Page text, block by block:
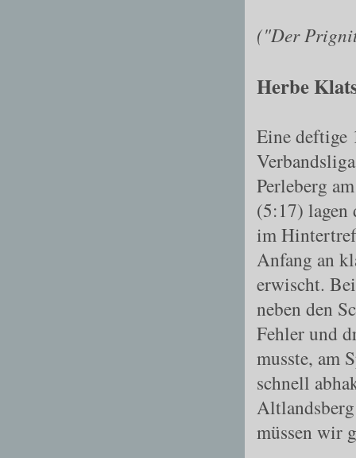
("Der
Herbe
Eine deftige
Perleberg
(5:17) lagen
im
Anfang an
erwischt.
neben den
Fehler und
musste, am
schnell
müssen wir